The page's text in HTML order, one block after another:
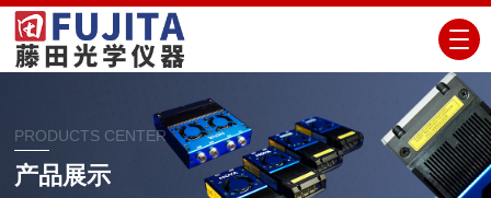
PRODUCTS CENTER
产品展示